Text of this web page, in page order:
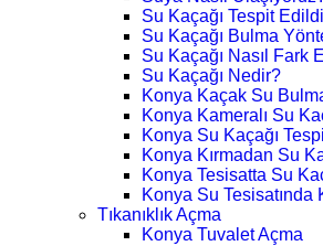
Su Kaçağı Tespit
Su Kaçağı Bulma
Su Kaçağı Nasıl Fark
Su Kaçağı Nedir?
Konya Kaçak Su
Konya Kameralı Su
Konya Su Kaçağı
Konya Kırmadan Su
Konya Tesisatta Su
Konya Su Tesisatında
Tıkanıklık Açma
Konya Tuvalet Açma